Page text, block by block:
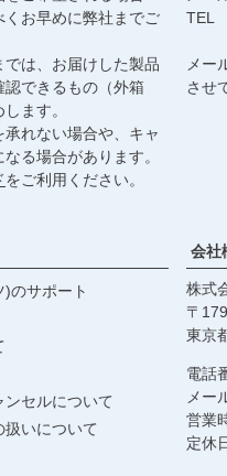
お早めに弊社までご
は、お届けした製品
できるもの（外箱
ます。
れない場合や、キャ
る場合があります。
をご利用ください。
TEL
メー
させ
のサポート
セルについて
いについて
会社
株式
東京
電話
メー
営業
定休